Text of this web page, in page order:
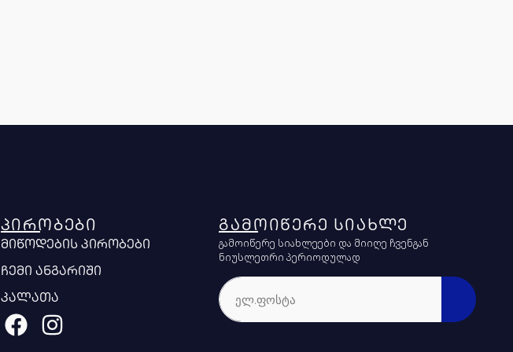
ᲞᲘᲠᲝᲑᲔᲑᲘ
მიწოდების პირობები
ჩემი ანგარიში
კალათა
ᲒᲐᲛᲝᲘᲬᲔᲠᲔ ᲡᲘᲐᲮᲚᲔ
გამოიწერე სიახლეები და მიიღე ჩვენგან
ნიუსლეთრი პერიოდულად